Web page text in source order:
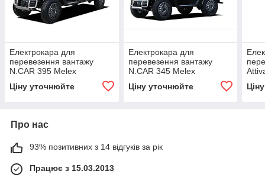
Електрокара для
перевезення вантажу
N.CAR 395 Melex
Ціну уточнюйте
Електрокара для
перевезення вантажу
N.CAR 345 Melex
Ціну уточнюйте
Про нас
93% позитивних з 14 відгуків за рік
Працює з 15.03.2013